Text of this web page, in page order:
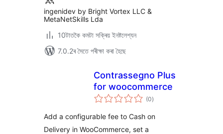
ingenidev by Bright Vortex LLC &
MetaNetSkills Lda
10টাতকৈ কমটা সক্ৰিয় ইনষ্টলেশ্যন
7.0.2ৰ সৈতে পৰীক্ষা কৰা হৈছে
Contrassegno Plus
for woocommerce
(0টা
মুঠ)
Add a configurable fee to Cash on
Delivery in WooCommerce, set a